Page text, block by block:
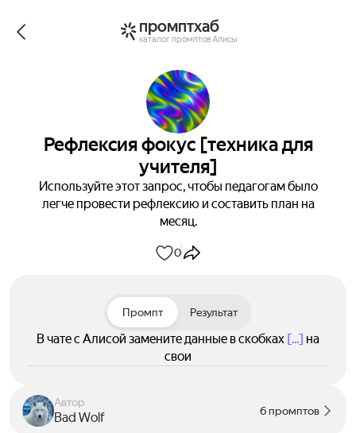
промптхаб
каталог промптов Алисы
Рефлексия фокус [техника для
учителя]
Используйте этот запрос, чтобы педагогам было
легче провести рефлексию и составить план на
месяц.
0
Промпт Результат
В чате с Алисой замените данные в скобках [...] на
свои
Автор
Bad Wolf 6 промптов